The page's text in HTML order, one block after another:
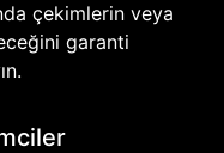
çekimlerin veya
garanti